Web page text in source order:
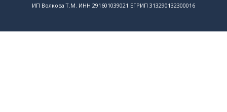
ИП Волкова Т.М. ИНН 291601039021 ЕГРИП 313290132300016